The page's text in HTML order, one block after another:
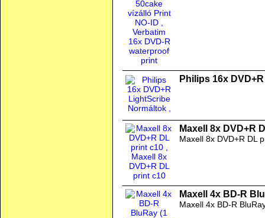
Philips 16x
Maxell 8x DVD+R
Maxell 8x DVD+R DL
Maxell 4x BD-R
Maxell 4x BD-R